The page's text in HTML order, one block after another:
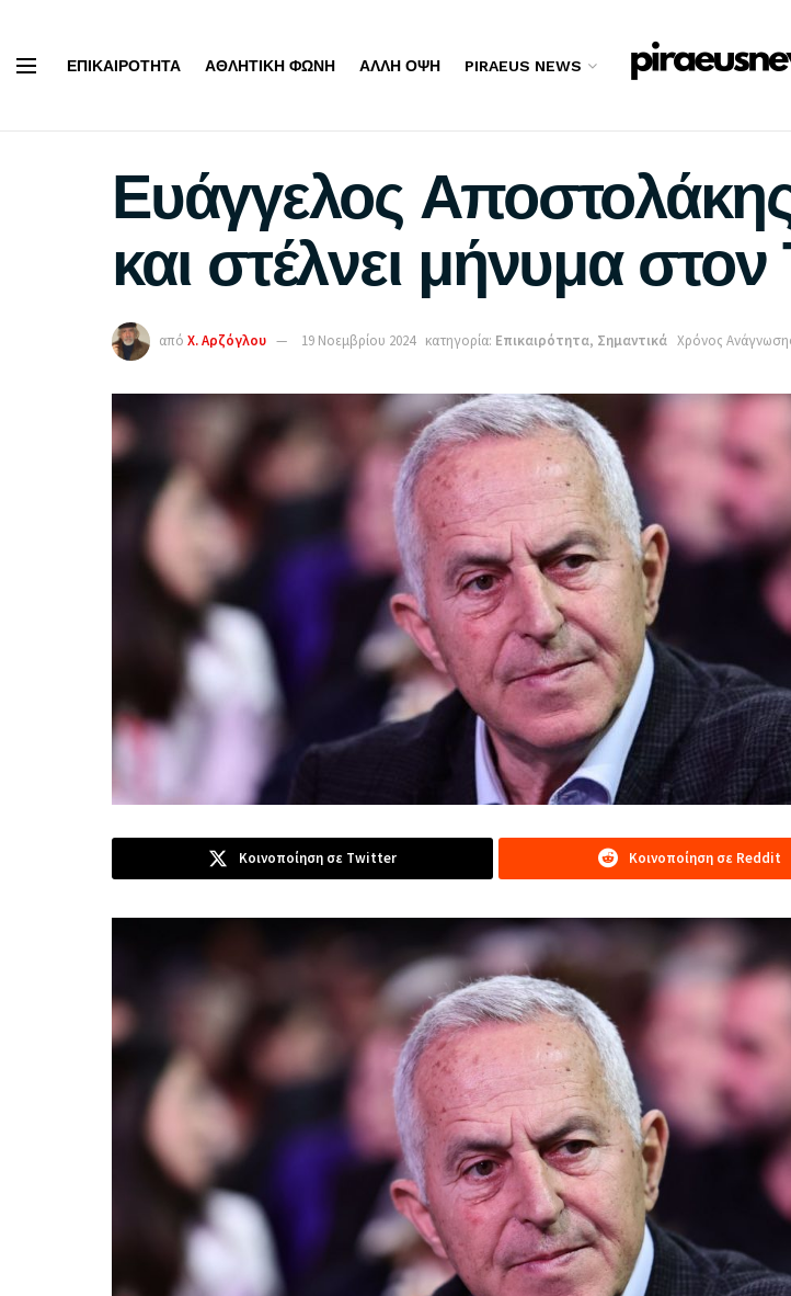
ΕΠΙΚΑΙΡΌΤΗΤΑ ΑΘΛΗΤΙΚΉ ΦΩΝΉ ΆΛΛΗ ΌΨΗ PIRAEUS NEWS
Ευάγγελος
και στέλνει μήνυμα
από Χ. Αρζόγλου 19 Νοεμβρίου 2024 κατηγορία: Επικαιρότητα, Σημαντικά Χρόνος
Κοινοποίηση σε Twitter Κοινοποίηση σε Reddit